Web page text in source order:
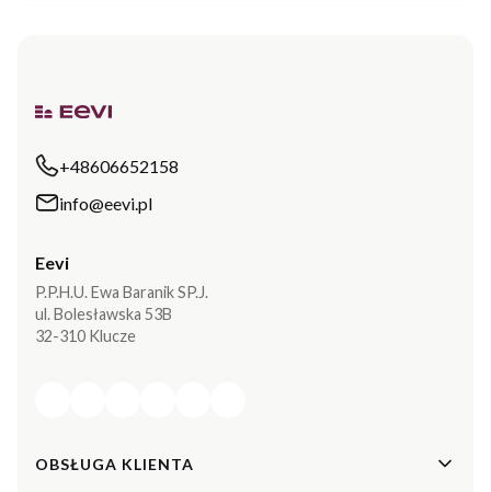
+48606652158
info@eevi.pl
Eevi
P.P.H.U. Ewa Baranik SP.J.
ul. Bolesławska 53B
32-310 Klucze
Linki w stopce
OBSŁUGA KLIENTA